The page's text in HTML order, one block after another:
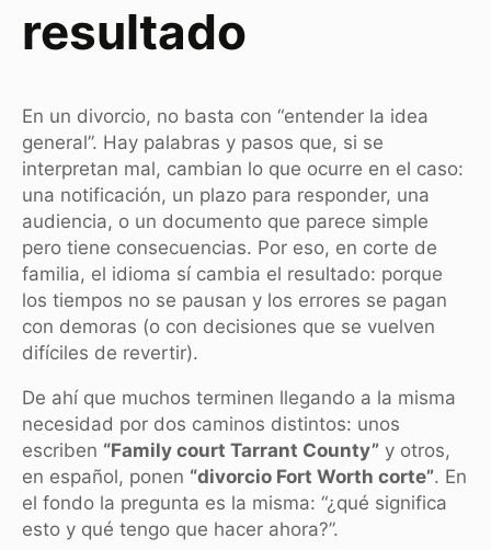
resultado
En un divorcio, no basta con “entender la idea
general”. Hay palabras y pasos que, si se
interpretan mal, cambian lo que ocurre en el caso:
una notificación, un plazo para responder, una
audiencia, o un documento que parece simple
pero tiene consecuencias. Por eso, en corte de
familia, el idioma sí cambia el resultado: porque
los tiempos no se pausan y los errores se pagan
con demoras (o con decisiones que se vuelven
difíciles de revertir).
De ahí que muchos terminen llegando a la misma
necesidad por dos caminos distintos: unos
escriben “Family court Tarrant County” y otros,
en español, ponen “divorcio Fort Worth corte”. En
el fondo la pregunta es la misma: “¿qué significa
esto y qué tengo que hacer ahora?”.